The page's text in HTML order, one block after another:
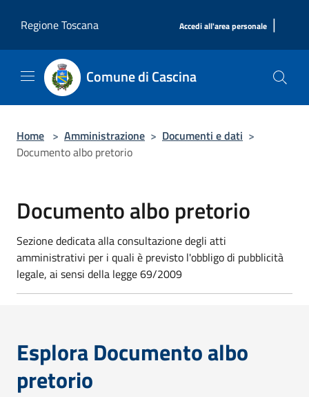
Regione Toscana
Accedi all'area personale |
Comune di Cascina
Home > Amministrazione > Documenti e dati >
Documento albo pretorio
Documento albo pretorio
Sezione dedicata alla consultazione degli atti
amministrativi per i quali è previsto l'obbligo di pubblicità
legale, ai sensi della legge 69/2009
Esplora Documento albo
pretorio